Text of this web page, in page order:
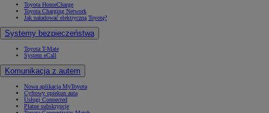
Toyota HomeCharge
Toyota Charging Network
Jak naładować elektryczną Toyotę?
Systemy bezpieczeństwa
Toyota T-Mate
System eCall
Komunikacja z autem
Nowa aplikacja MyToyota
Cyfrowy opiekun auta
Usługi Connected
Płatne subskrypcje